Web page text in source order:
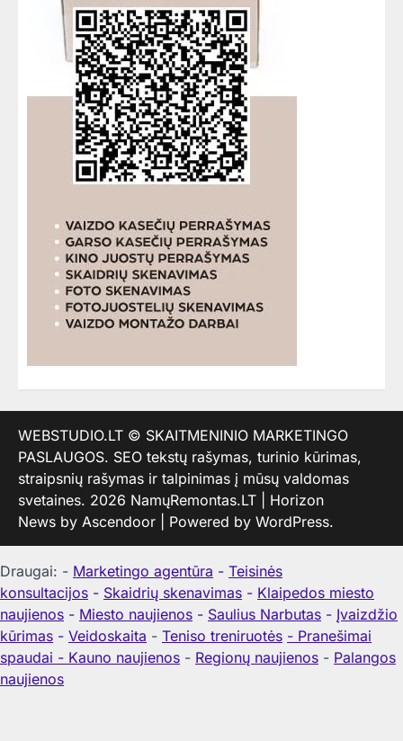
WEBSTUDIO.LT © SKAITMENINIO MARKETINGO
PASLAUGOS. SEO tekstų rašymas, turinio kūrimas,
straipsnių rašymas ir talpinimas į mūsų valdomas
svetaines. 2026 NamųRemontas.LT | Horizon
News by Ascendoor | Powered by WordPress.
Draugai: - Marketingo agentūra - Teisinės
konsultacijos - Skaidrių skenavimas - Klaipedos miesto
naujienos - Miesto naujienos - Saulius Narbutas - Įvaizdžio
kūrimas - Veidoskaita - Teniso treniruotės - Pranešimai
spaudai - Kauno naujienos - Regionų naujienos - Palangos
naujienos